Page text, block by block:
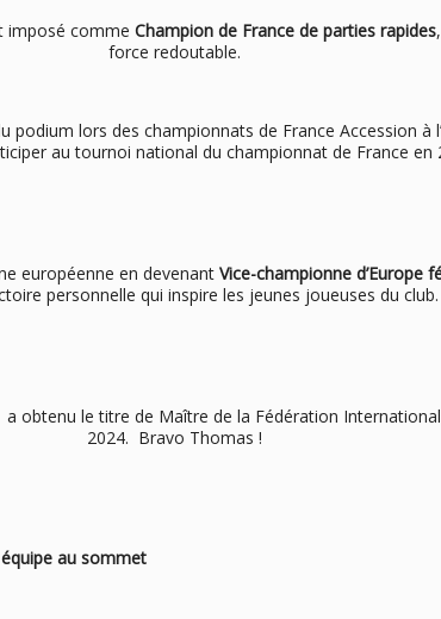
imposé comme Champion de France de parties rapides
force redoutable.
lors des championnats de France Accession à
au tournoi national du championnat de France en
européenne en devenant Vice-championne d’Europe
personnelle qui inspire les jeunes joueuses du club.
obtenu le titre de Maître de la Fédération
2024. Bravo Thomas !
sommet